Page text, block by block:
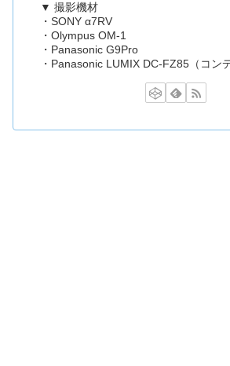
▼ 撮影機材
・SONY α7RV
・Olympus OM-1
・Panasonic G9Pro
・Panasonic LUMIX DC-FZ85（コン